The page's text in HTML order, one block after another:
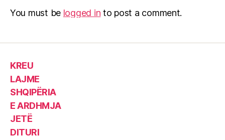
You must be logged in to post a comment.
KREU
LAJME
SHQIPËRIA
E ARDHMJA
JETË
DITURI